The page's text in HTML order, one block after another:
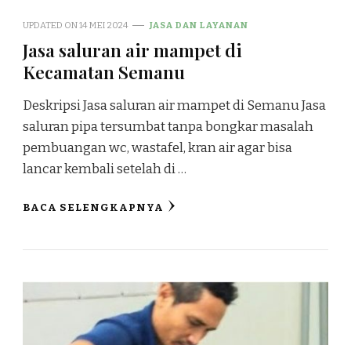
UPDATED ON14 MEI 2024 JASA DAN LAYANAN
Jasa saluran air mampet di
Kecamatan Semanu
Deskripsi Jasa saluran air mampet di Semanu Jasa
saluran pipa tersumbat tanpa bongkar masalah
pembuangan wc, wastafel, kran air agar bisa
lancar kembali setelah di …
BACA SELENGKAPNYA